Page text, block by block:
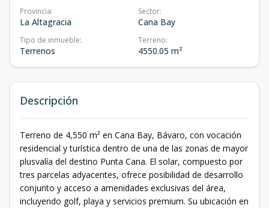
Provincia:
La Altagracia
Sector:
Cana Bay
Tipo de inmueble:
Terrenos
Terreno:
4550.05 m²
Descripción
Terreno de 4,550 m² en Cana Bay, Bávaro, con vocación
residencial y turística dentro de una de las zonas de mayor
plusvalía del destino Punta Cana. El solar, compuesto por
tres parcelas adyacentes, ofrece posibilidad de desarrollo
conjunto y acceso a amenidades exclusivas del área,
incluyendo golf, playa y servicios premium. Su ubicación en